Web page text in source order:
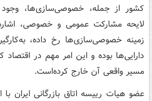
کشور از جمله، خصوصی‌سازی‌ها،
لایحه مشارکت عمومی و خصوصی،
زمینه خصوصی‌سازی‌ها رخ داده،
دارایی‌ها بوده‌ و این امر مهم در اقتصاد
مسیر واقعی آن خارج کرده‌است.
عضو هیات رییسه اتاق بازرگانی ایران